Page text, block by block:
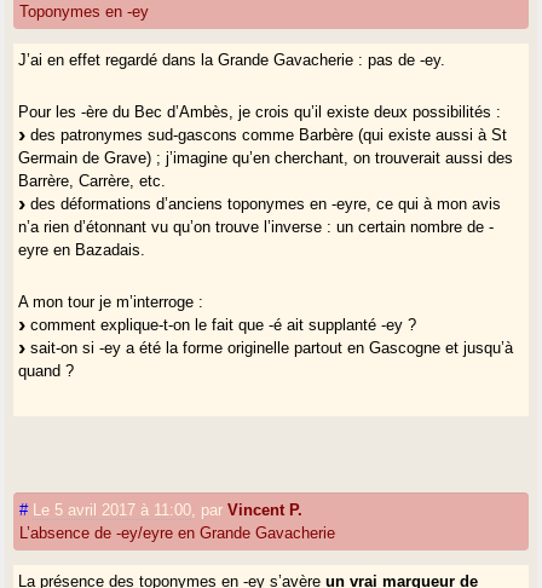
Toponymes en -ey
J’ai en effet regardé dans la Grande Gavacherie : pas de -ey.
Pour les -ère du Bec d’Ambès, je crois qu’il existe deux possibilités :
des patronymes sud-gascons comme Barbère (qui existe aussi à St
Germain de Grave) ; j’imagine qu’en cherchant, on trouverait aussi des
Barrère, Carrère, etc.
des déformations d’anciens toponymes en -eyre, ce qui à mon avis
n’a rien d’étonnant vu qu’on trouve l’inverse : un certain nombre de -
eyre en Bazadais.
A mon tour je m’interroge :
comment explique-t-on le fait que -é ait supplanté -ey ?
sait-on si -ey a été la forme originelle partout en Gascogne et jusqu’à
quand ?
# Le 5 avril 2017 à 11:00 parVincent P.
L’absence de -ey/eyre en Grande Gavacherie
La présence des toponymes en -ey s’avèreun vrai marqueur de